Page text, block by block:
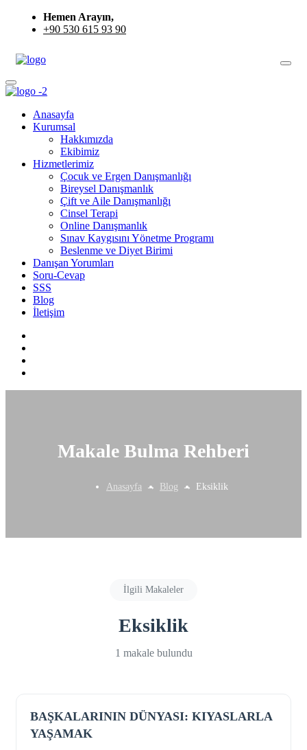
Hemen Arayın,
+90 530 615 93 90
Anasayfa
Kurumsal
Hakkımızda
Ekibimiz
Hizmetlerimiz
Çocuk ve Ergen Danışmanlığı
Bireysel Danışmanlık
Çift ve Aile Danışmanlığı
Cinsel Terapi
Online Danışmanlık
Sınav Kaygısını Yönetme Programı
Beslenme ve Diyet Birimi
Danışan Yorumları
Soru-Cevap
SSS
Blog
İletişim
Makale Bulma Rehberi
Anasayfa Blog Eksiklik
İlgili Makaleler
Eksiklik
1 makale bulundu
BAŞKALARININ DÜNYASI: KIYASLARLA
YAŞAMAK